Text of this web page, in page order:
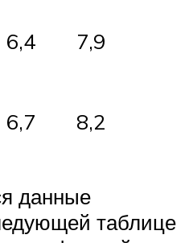
6,4 7,9
6,7 8,2
данные
таблице